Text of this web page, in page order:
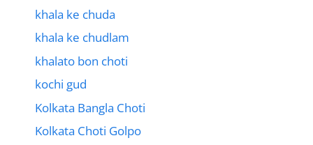
khala ke chuda
khala ke chudlam
khalato bon choti
kochi gud
Kolkata Bangla Choti
Kolkata Choti Golpo